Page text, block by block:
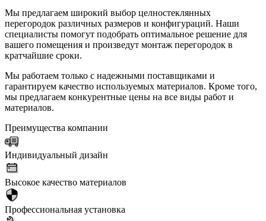
Мы предлагаем широкий выбор целностеклянных
перегородок различных размеров и конфигураций. Наши
специалисты помогут подобрать оптимальное решение для
вашего помещения и произведут монтаж перегородок в
кратчайшие сроки.
Мы работаем только с надежными поставщиками и
гарантируем качество используемых материалов. Кроме того,
мы предлагаем конкурентные цены на все виды работ и
материалов.
Преимущества компании
Индивидуальный дизайн
Высокое качество материалов
Профессиональная установка